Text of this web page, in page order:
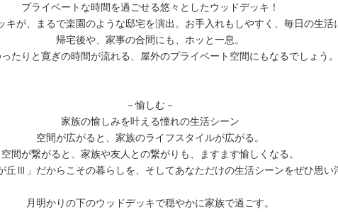
プライベートな時間を過ごせる悠々としたウッドデッキ！
が、まるで楽園のような邸宅を演出。お手入れもしやすく、毎日の生活
帰宅後や、家事の合間にも、ホッと一息。
たりと寛ぎの時間が流れる、屋外のプライベート空間にもなるでしょう。
－愉しむ－
家族の愉しみを叶える憧れの生活シーン
空間が広がると、家族のライフスタイルが広がる。
空間が繋がると、家族や友人との繋がりも、ますます愉しくなる。
丘Ⅲ」だからこその暮らしを、そしてあなただけの生活シーンをぜひ思い
月明かりの下のウッドデッキで穏やかに家族で過ごす。